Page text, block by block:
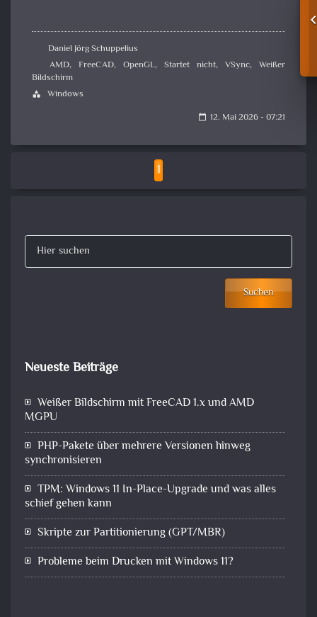
Daniel Jörg Schuppelius
AMD, FreeCAD, OpenGL, Startet nicht, VSync, Weißer
Bildschirm
category Windows
calendar_today 12. Mai 2026 - 07:21
1
Suchen
Neueste Beiträge
Weißer Bildschirm mit FreeCAD 1.x und AMD
MGPU
PHP-Pakete über mehrere Versionen hinweg
synchronisieren
TPM: Windows 11 In-Place-Upgrade und was alles
schief gehen kann
Skripte zur Partitionierung (GPT/MBR)
Probleme beim Drucken mit Windows 11?